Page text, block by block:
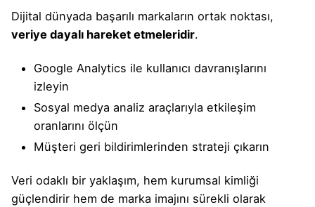
Dijital dünyada başarılı markaların ortak noktası,
veriye dayalı hareket etmeleridir.
Google Analytics ile kullanıcı davranışlarını
izleyin
Sosyal medya analiz araçlarıyla etkileşim
oranlarını ölçün
Müşteri geri bildirimlerinden strateji çıkarın
Veri odaklı bir yaklaşım, hem kurumsal kimliği
güçlendirir hem de marka imajını sürekli olarak